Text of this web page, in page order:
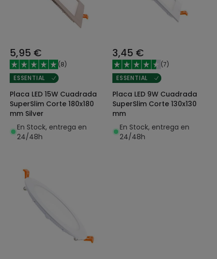
5,95 €
(8)
ESSENTIAL
Placa LED 15W Cuadrada
SuperSlim Corte 180x180
mm Silver
En Stock, entrega en
24/48h
3,45 €
(7)
ESSENTIAL
Placa LED 9W Cuadrada
SuperSlim Corte 130x130
mm
En Stock, entrega en
24/48h